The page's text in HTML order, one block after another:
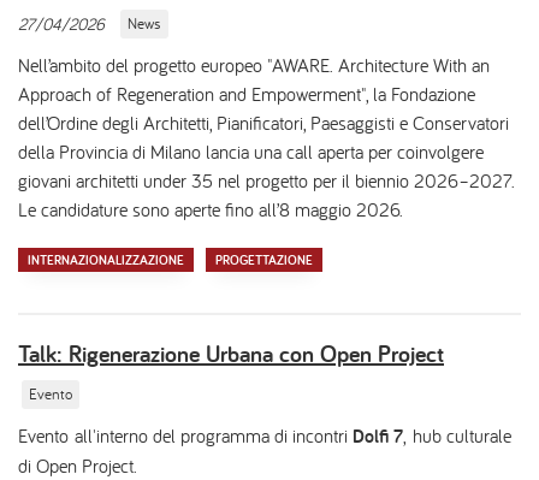
27/04/2026 News
Nell’ambito del progetto europeo "AWARE. Architecture With an
Approach of Regeneration and Empowerment", la Fondazione
dell’Ordine degli Architetti, Pianificatori, Paesaggisti e Conservatori
della Provincia di Milano lancia una call aperta per coinvolgere
giovani architetti under 35 nel progetto per il biennio 2026–2027.
Le candidature sono aperte fino all’8 maggio 2026.
INTERNAZIONALIZZAZIONE PROGETTAZIONE
Talk: Rigenerazione Urbana con Open Project
Evento
Evento all'interno del programma di incontri Dolfi 7, hub culturale
di Open Project.